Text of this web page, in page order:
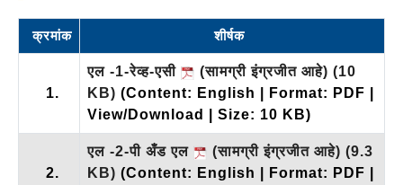
क्रमांक शीर्षक
1.
एल -1-रेव्ह-एसी (सामग्री इंग्रजीत आहे) (10
KB) (Content: English | Format: PDF |
View/Download | Size: 10 KB)
2.
एल -2-पी अँड एल (सामग्री इंग्रजीत आहे) (9.3
KB) (Content: English | Format: PDF |